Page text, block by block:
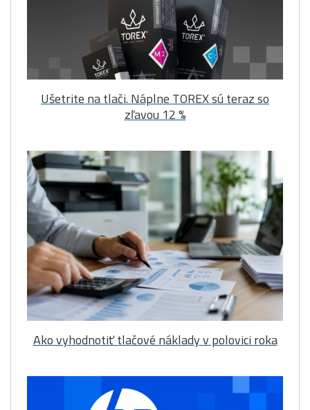
Ušetrite na tlači. Náplne TOREX sú teraz so
zľavou 12 %
Ako vyhodnotiť tlačové náklady v polovici roka